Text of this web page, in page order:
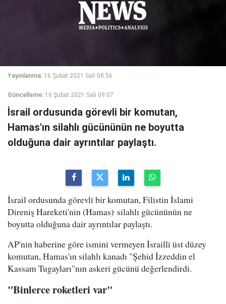
Yayınlanma: 16 Şubat 2021 Salı 08:56
Güncelleme: 16 Şubat 2021 Salı 09:07
İsrail ordusunda görevli bir komutan,
Hamas'ın silahlı gücününün ne boyutta
olduğuna dair ayrıntılar paylaştı.
İsrail ordusunda görevli bir komutan, Filistin İslami
Direniş Hareketi'nin (Hamas) silahlı gücününün ne
boyutta olduğuna dair ayrıntılar paylaştı.
AP'nin haberine göre ismini vermeyen İsrailli üst düzey
komutan, Hamas'ın silahlı kanadı "Şehid İzzeddin el
Kassam Tugayları"nın askeri gücünü değerlendirdi.
"Binlerce roketleri var"